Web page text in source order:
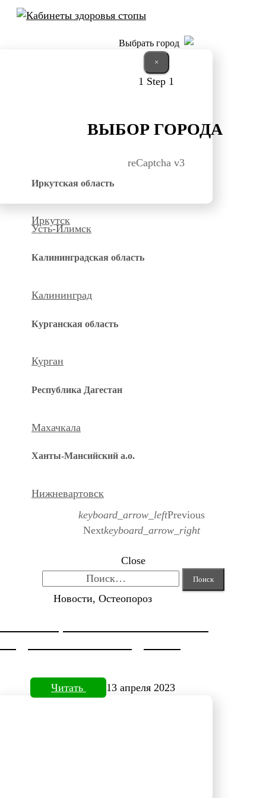
Выбрать город
×
1 Step 1
ВЫБОР ГОРОДА
reCaptcha v3
Иркутская область
Иркутск
Усть-Илимск
Калининградская область
Калининград
Курганская область
Курган
Республика Дагестан
Махачкала
Ханты-Мансийский а.о.
Нижневартовск
keyboard_arrow_leftPrevious
Nextkeyboard_arrow_right
Close
Новости, Остеопороз
Читать 13 апреля 2023